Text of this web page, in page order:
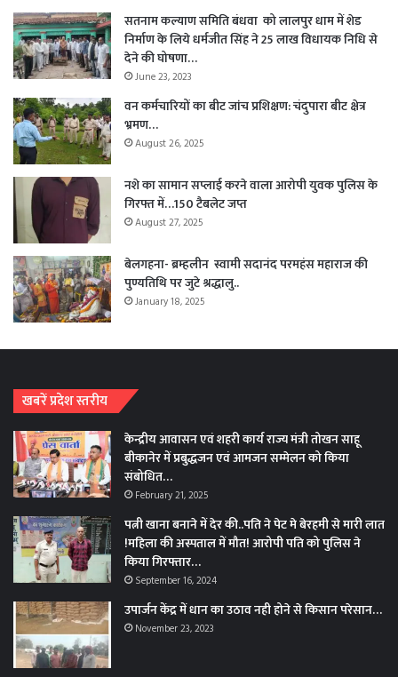
सतनाम कल्याण समिति बंधवा को लालपुर धाम में शेड
निर्माण के लिये धर्मजीत सिंह ने 25 लाख विधायक निधि से
देने की घोषणा…
June 23, 2023
वन कर्मचारियों का बीट जांच प्रशिक्षण: चंदुपारा बीट क्षेत्र
भ्रमण…
August 26, 2025
नशे का सामान सप्लाई करने वाला आरोपी युवक पुलिस के
गिरफ्त में…150 टैबलेट जप्त
August 27, 2025
बेलगहना- ब्रम्हलीन स्वामी सदानंद परमहंस महाराज की
पुण्यतिथि पर जुटे श्रद्धालु..
January 18, 2025
खबरें प्रदेश स्तरीय
केन्द्रीय आवासन एवं शहरी कार्य राज्य मंत्री तोखन साहू
बीकानेर में प्रबुद्धजन एवं आमजन सम्मेलन को किया
संबोधित…
February 21, 2025
पत्नी खाना बनाने में देर की..पति ने पेट मे बेरहमी से मारी लात
!महिला की अस्पताल में मौत! आरोपी पति को पुलिस ने
किया गिरफ्तार…
September 16, 2024
उपार्जन केंद्र में धान का उठाव नही होने से किसान परेसान…
November 23, 2023